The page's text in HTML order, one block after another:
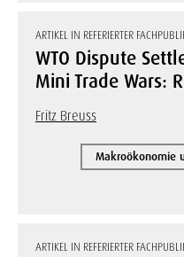
ARTIKEL IN REFERIERTER
WTO Dispute
Mini Trade Wars:
Fritz Breuss
Makroökonomie
ARTIKEL IN REFERIERTER